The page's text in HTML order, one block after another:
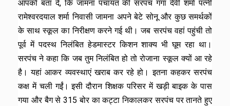
आपको बता दें, कि जामना पंचायत की सरपंच गंगा देवी शर्मा पत्नी
रामेश्वरदयाल शर्मा निवासी जामना अपने बेटे सोनू और कुछ समर्थकों
के साथ स्कूल का निरीक्षण करने गई थी। जब सरपंच वहां पहुंची तो
पूर्व में पदस्थ निलंबित हेडमास्टर किशन शाक्य भी घूम रहा था।
सरपंच ने कहा कि जब तुम निलंबित हो तो रोजाना स्कूल क्यों आ रहे
है। यहां आकर व्यवस्थाएं खराब कर रहे हो। इतना कहकर सरपंच
कक्ष में चली गईं। इसी दौरान शिक्षक परिसर में खड़ी बाइक के पास
गया और बैग से 315 बोर का कट्टा निकालकर सरपंच पर तानते हुए